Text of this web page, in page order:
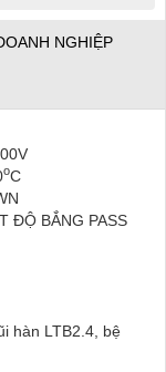
NGHIỆP
oC
ĐỘ BẮNG PASS
hàn LTB2.4, bệ